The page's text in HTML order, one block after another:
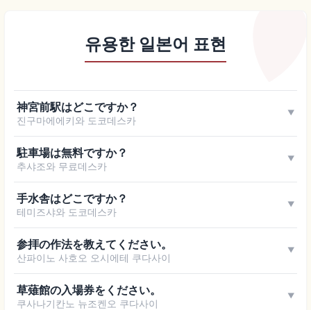
유용한 일본어 표현
神宮前駅はどこですか？
진구마에에키와 도코데스카
▼
駐車場は無料ですか？
추샤조와 무료데스카
▼
手水舎はどこですか？
테미즈샤와 도코데스카
▼
参拝の作法を教えてください。
산파이노 사호오 오시에테 쿠다사이
▼
草薙館の入場券をください。
쿠사나기칸노 뉴조켄오 쿠다사이
▼